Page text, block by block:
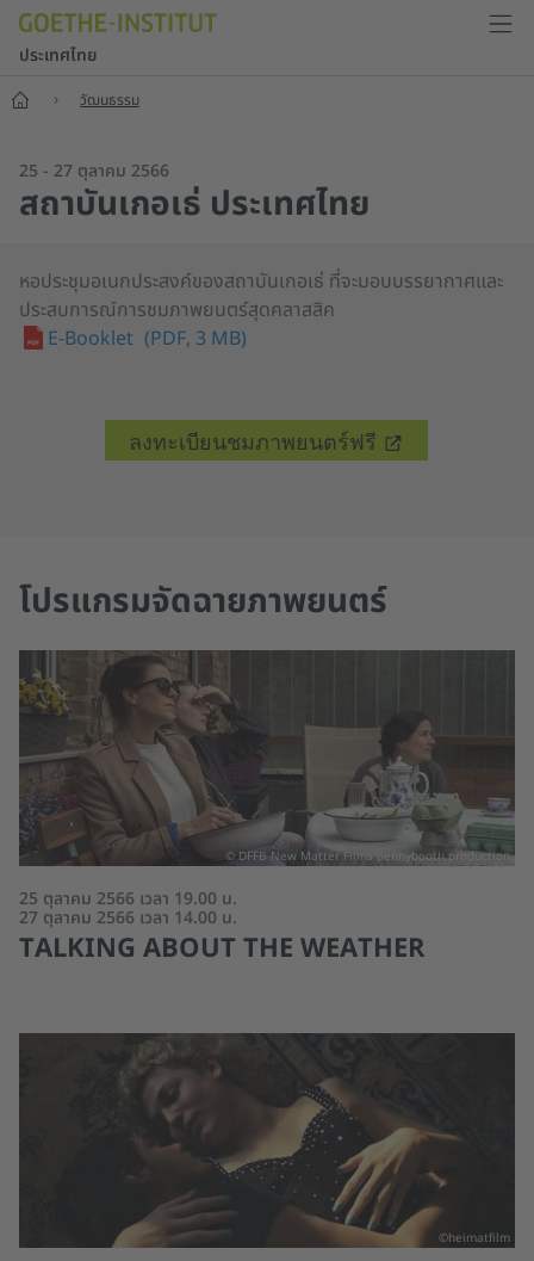
ประเทศไทย
หน้าแรก
วัฒนธรรม
25 - 27 ตุลาคม 2566
สถาบันเกอเธ่ ประเทศไทย
หอประชุมอเนกประสงค์ของสถาบันเกอเธ่ ที่จะมอบบรรยากาศและ
ประสบการณ์การชมภาพยนตร์สุดคลาสสิค
E-Booklet (PDF, 3 MB)
ลงทะเบียนชมภาพยนตร์ฟรี
โปรแกรมจัดฉายภาพยนตร์
© DFFB New Matter Films pennybooth production
25 ตุลาคม 2566 เวลา 19.00 น.
27 ตุลาคม 2566 เวลา 14.00 น.
TALKING ABOUT THE WEATHER
©heimatfilm